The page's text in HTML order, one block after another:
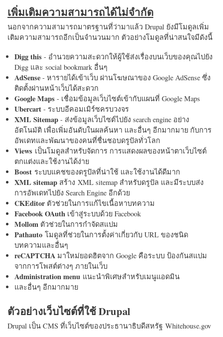
เพิ่มเติมความสามารถได้ไม่จำกัด
นอกจากความสามารถมาตรฐานที่ว่ามาแล้ว Drupal ยังมีโมดูลเพิ่ม
เติมความสามารถอีกเป็นจำนวนมาก ตัวอย่างโมดูลที่น่าสนใจมีดังนี้
Digg this - อำนวยความสะดวกให้ผู้ใช้ส่งเรื่องบนเว็บของคุณไปยัง
Digg และ social bookmark อื่นๆ
AdSense - หารายได้เข้าเว็บ ผ่านโฆษณาของ Google AdSense ซึ่ง
ติดตั้งผ่านหน้าเว็บได้สะดวก
Google Maps - เชื่อมข้อมูลเว็บไซต์เข้ากับแผนที่ Google Maps
Ubercart - ระบบอีคอมเมิร์ซครบวงจร
XML Sitemap - ส่งข้อมูลเว็บไซต์ไปยัง search engine อย่าง
อัตโนมัติ เพื่อเพิ่มอันดับในผลค้นหา และอื่นๆ อีกมากมาย กับการ
อัพเดทและพัฒนาของคนที่ชื่นชอบดรูปัลทั่วโลก
Views เป็นโมดูลสำหรับจัดการ การแสดงผลของหน้าตาเว็บไซต์
ตกแต่งและใช้งานได้ง่าย
Boost ระบบแคชของดรูปัลที่น่าใช้ และใช้งานได้ดีมาก
XML sitemap สร้าง XML sitemap สำหรับดรูปัล และมีระบบส่ง
การอัพเดทไปยัง Search Engine อีกด้วย
CKEditorตัวช่วยในการแก้ไขเนื้อหาบทความ
Facebook OAuth เข้าสู่ระบบด้วย Facebook
Mollom ตัวช่วยในการกำจัดสแปม
Pathauto โมดูลที่ช่วยในการตั้งค่าเกี่ยวกับ URL ของชนิด
บทความและอื่นๆ
reCAPTCHA มาใหม่ยอดฮิตจาก Google คือระบบ ป้องกันสแปม
จากการโพสต์ต่างๆ ภายในเว็บ
Administration menu แนะนำพิเศษสำหรับเมนูแอดมิน
และอื่นๆ อีกมากมาย
ตัวอย่างเว็บไซต์ที่ใช้ Drupal
Drupal เป็น CMS ที่เว็บไซต์ของประธานาธิบดีสหรัฐ Whitehouse.gov